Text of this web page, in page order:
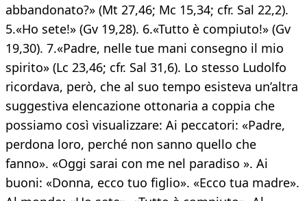
abbandonato?» (Mt 27,46; Mc 15,34; cfr. Sal 22,2).
5.«Ho sete!» (Gv 19,28). 6.«Tutto è compiuto!» (Gv
19,30). 7.«Padre, nelle tue mani consegno il mio
spirito» (Lc 23,46; cfr. Sal 31,6). Lo stesso Ludolfo
ricordava, però, che al suo tempo esisteva un’altra
suggestiva elencazione ottonaria a coppia che
possiamo così visualizzare: Ai peccatori: «Padre,
perdona loro, perché non sanno quello che
fanno». «Oggi sarai con me nel paradiso ». Ai
buoni: «Donna, ecco tuo figlio». «Ecco tua madre».